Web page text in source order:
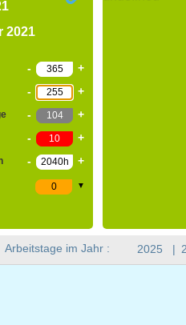
2021
- +
- +
- +
- +
- +
▼
Arbeitstage im Jahr : 2025 |